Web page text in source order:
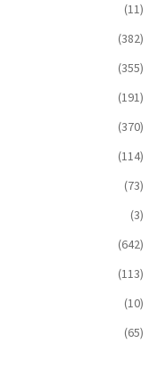
(11)
(382)
(355)
(191)
(370)
(114)
(73)
(3)
(642)
(113)
(10)
(65)